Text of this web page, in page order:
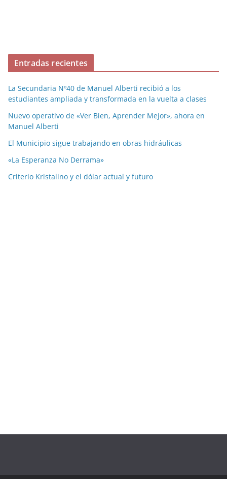
Entradas recientes
La Secundaria Nº40 de Manuel Alberti recibió a los
estudiantes ampliada y transformada en la vuelta a clases
Nuevo operativo de «Ver Bien, Aprender Mejor», ahora en
Manuel Alberti
El Municipio sigue trabajando en obras hidráulicas
«La Esperanza No Derrama»
Criterio Kristalino y el dólar actual y futuro